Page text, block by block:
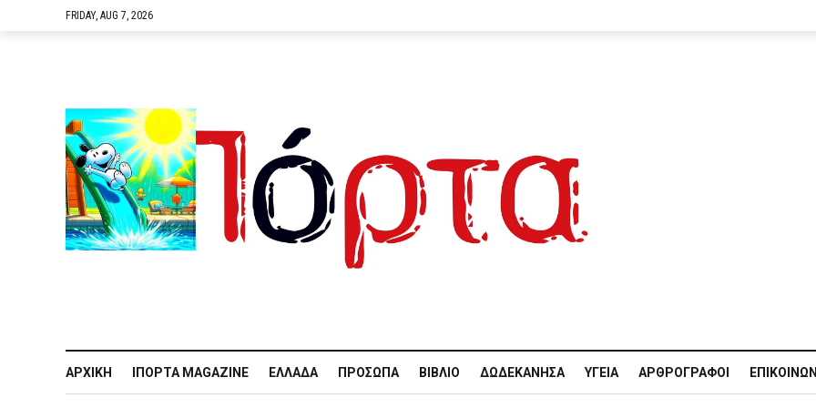
FRIDAY, AUG 7, 2026
ΑΡΧΙΚΉ IΠΌΡΤΑ MAGAZINE ΕΛΛΆΔΑ ΠΡΌΣΩΠΑ ΒΙΒΛΊΟ ΔΩΔΕΚΆΝΗΣΑ ΥΓΕΊΑ ΑΡΘΡΟΓΡΆΦΟΙ